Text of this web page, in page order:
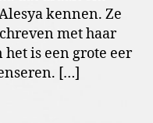
kennen. Ze
met haar
is een grote eer
[…]